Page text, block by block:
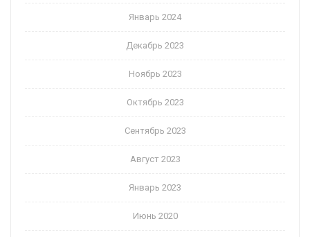
Январь 2024
Декабрь 2023
Ноябрь 2023
Октябрь 2023
Сентябрь 2023
Август 2023
Январь 2023
Июнь 2020